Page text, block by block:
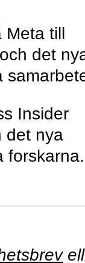
Meta till
det
Insider
det nya